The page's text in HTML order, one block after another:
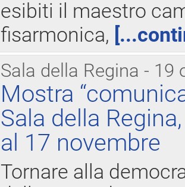
esibiti il maestro
fisarmonica,
Sala della Regina - 19
Mostra
Sala della
al 17 novembre
Tornare alla